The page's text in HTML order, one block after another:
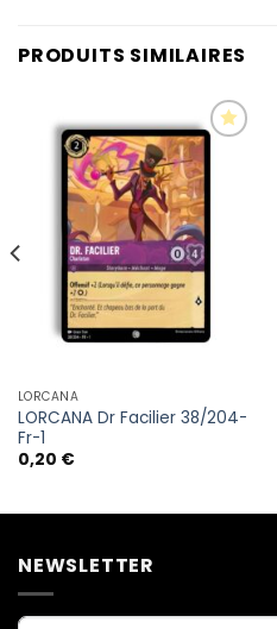
PRODUITS SIMILAIRES
Ajouter
à la liste
d’envies
LORCANA
LORCANA Dr Facilier 38/204-
Fr-1
0,20 €
NEWSLETTER